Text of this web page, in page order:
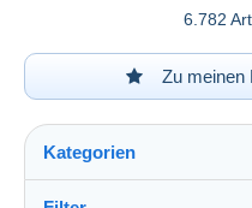
6.782
Zu meinen
Kategorien